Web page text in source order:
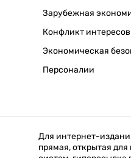
Зарубежная
Конфликт интересов
Экономическая
Персоналии
Для интернет-
прямая, открытая